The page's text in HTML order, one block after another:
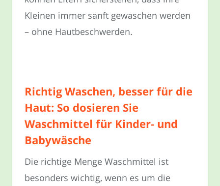
Kleinen immer sanft gewaschen werden
– ohne Hautbeschwerden.
Richtig Waschen, besser für die
Haut: So dosieren Sie
Waschmittel für Kinder- und
Babywäsche
Die richtige Menge Waschmittel ist
besonders wichtig, wenn es um die